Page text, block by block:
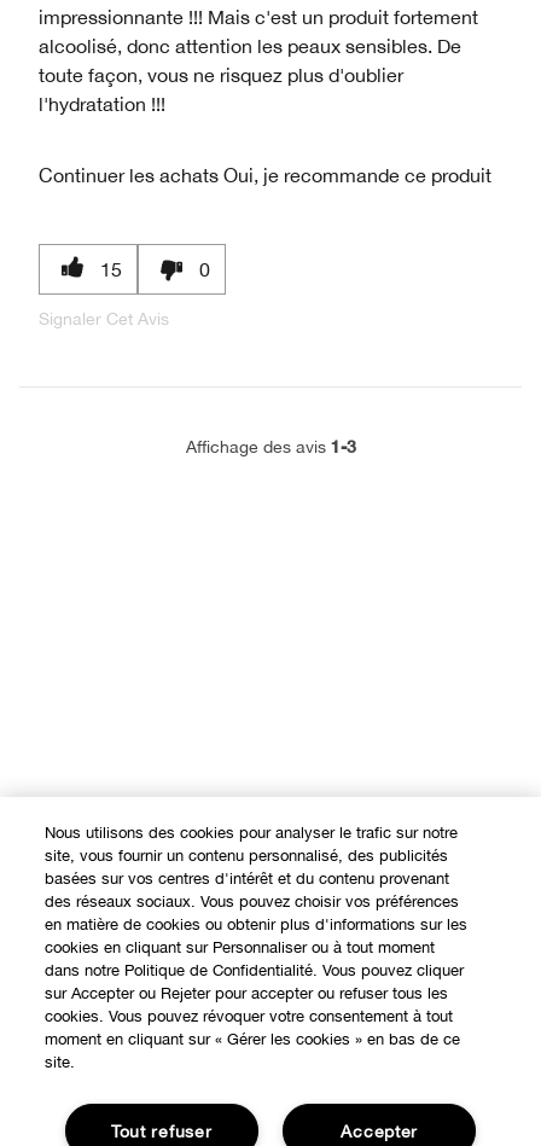
impressionnante !!! Mais c'est un produit fortement
alcoolisé, donc attention les peaux sensibles. De
toute façon, vous ne risquez plus d'oublier
l'hydratation !!!
Continuer les achats Oui, je recommande ce produit
15 0
Signaler Cet Avis
Affichage des avis 1-3
Nous utilisons des cookies pour analyser le trafic sur notre
site, vous fournir un contenu personnalisé, des publicités
basées sur vos centres d'intérêt et du contenu provenant
des réseaux sociaux. Vous pouvez choisir vos préférences
en matière de cookies ou obtenir plus d'informations sur les
cookies en cliquant sur Personnaliser ou à tout moment
dans notre Politique de Confidentialité. Vous pouvez cliquer
sur Accepter ou Rejeter pour accepter ou refuser tous les
cookies. Vous pouvez révoquer votre consentement à tout
moment en cliquant sur « Gérer les cookies » en bas de ce
site.
Accepter
Tout refuser